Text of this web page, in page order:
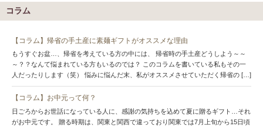
コラム
【コラム】帰省の手土産に素麺ギフトがオススメな理由
もうすぐお盆…、帰省を考えている方の中には、 帰省時の手土産どうしよう～～
～？？なんて悩まれている方もいるのでは？ このコラムを書いている私もその一
人だったりします（笑） 悩みに悩んだ末、私がオススメさせていただく帰省の […]
【コラム】お中元って何？
日ごろからお世話になっている人に、感謝の気持ちを込めて夏に贈るギフト…それ
がお中元です。 贈る時期は、関東と関西で違っており関東では7月上旬から15日頃